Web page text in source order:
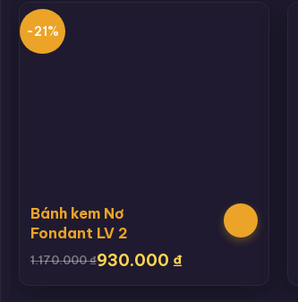
-21%
Bánh kem Nơ
Fondant LV 2
1.170.000₫930.000 ₫